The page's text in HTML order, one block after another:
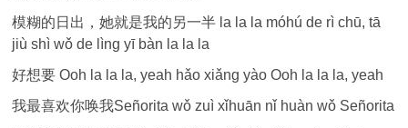
模糊的日出，她就是我的另一半 la la la móhú de rì chū, tā
jiù shì wǒ de lìng yī bàn la la la
好想要 Ooh la la la, yeah hǎo xiǎng yào Ooh la la la, yeah
我最喜欢你唤我Señorita wǒ zuì xǐhuān nǐ huàn wǒ Señorita